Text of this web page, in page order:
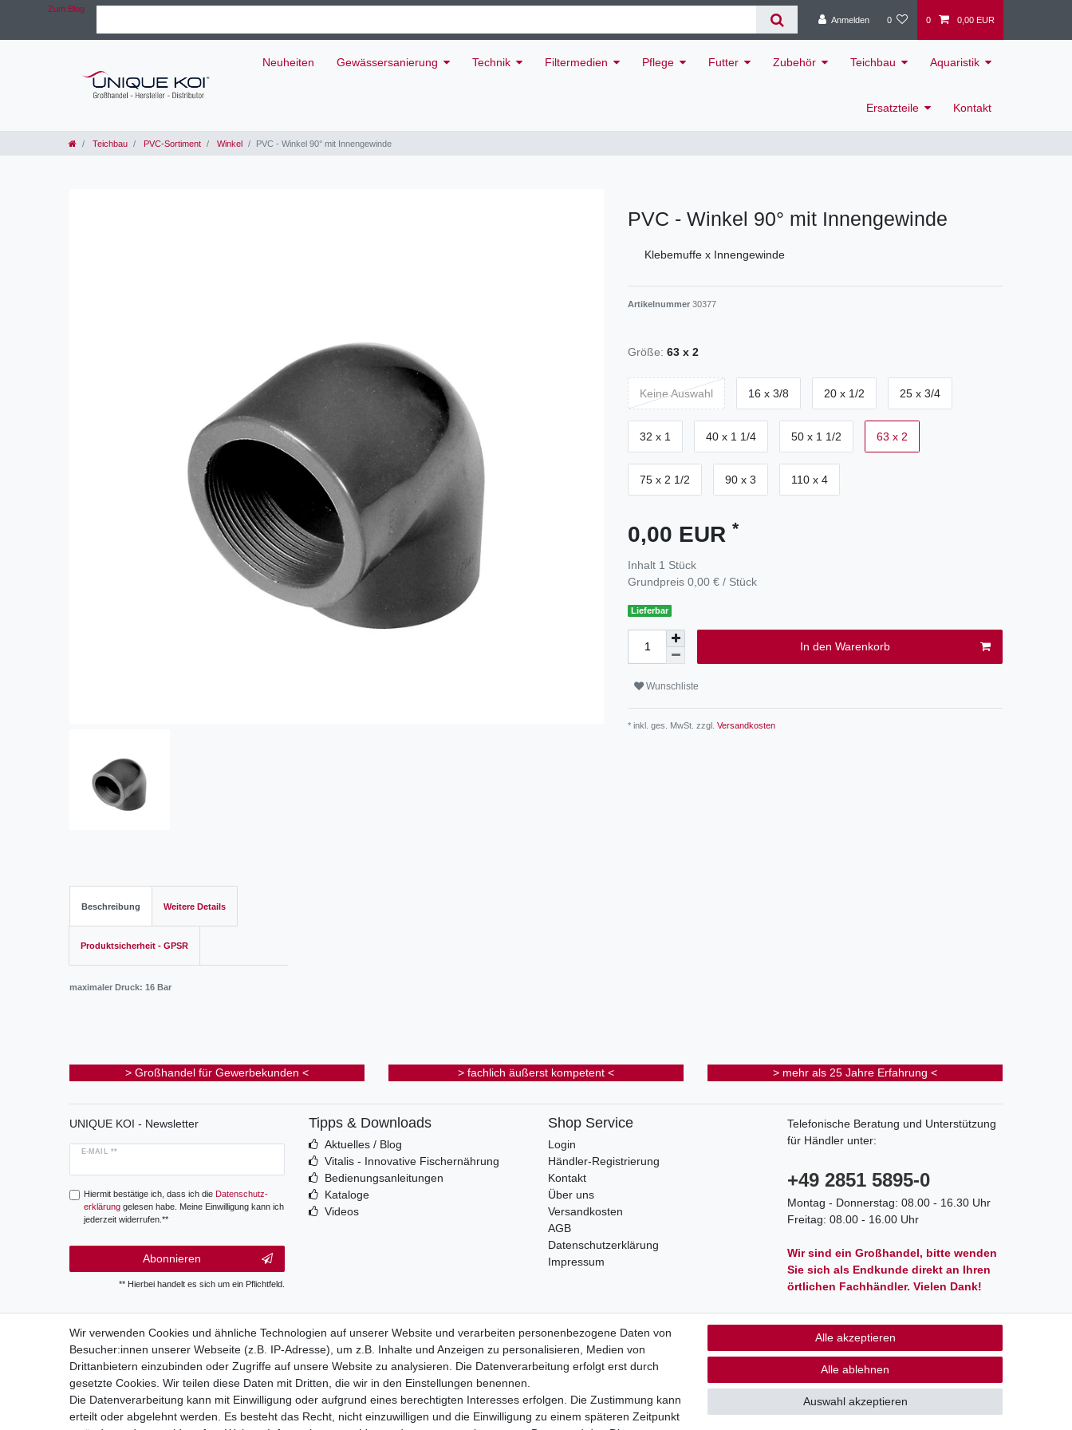
Zum Blog
Anmelden
0 0 0,00 EUR
Neuheiten Gewässersanierung Technik Filtermedien Pflege Futter Zubehör Teichbau Aquaristik
Ersatzteile Kontakt
Teichbau PVC-Sortiment Winkel PVC - Winkel 90° mit Innengewinde
PVC - Winkel 90° mit Innengewinde
Klebemuffe x Innengewinde
Artikelnummer 30377
Größe: 63 x 2
Keine Auswahl 16 x 3/8 20 x 1/2 25 x 3/4
32 x 1 40 x 1 1/4 50 x 1 1/2 63 x 2
75 x 2 1/2 90 x 3 110 x 4
0,00 EUR *
Inhalt 1 Stück
Grundpreis 0,00 € / Stück
Lieferbar
In den Warenkorb
Wunschliste
* inkl. ges. MwSt. zzgl. Versandkosten
Beschreibung Weitere Details
Produktsicherheit - GPSR
maximaler Druck: 16 Bar
> Großhandel für Gewerbekunden < > fachlich äußerst kompetent < > mehr als 25 Jahre Erfahrung <
UNIQUE KOI - Newsletter
E-MAIL **
Hiermit bestätige ich, dass ich die Daten­schutz­
erklärunggelesen habe. Meine Einwilligung kann ich
jederzeit widerrufen.**
Abonnieren
** Hierbei handelt es sich um ein Pflichtfeld.
Tipps & Downloads
Aktuelles / Blog
Vitalis - Innovative Fischernährung
Bedienungsanleitungen
Kataloge
Videos
Shop Service
Login
Händler-Registrierung
Kontakt
Über uns
Versandkosten
AGB
Datenschutzerklärung
Impressum
Telefonische Beratung und Unterstützung
für Händler unter:
+49 2851 5895-0
Montag - Donnerstag: 08.00 - 16.30 Uhr
Freitag: 08.00 - 16.00 Uhr
Wir sind ein Großhandel, bitte wenden
Sie sich als Endkunde direkt an Ihren
örtlichen Fachhändler. Vielen Dank!
Widerrufs­recht Impressum Daten­schutz­erklärung Kontakt
Wir verwenden Cookies und ähnliche Technologien auf unserer Website und verarbeiten personenbezogene Daten von
Besucher:innen unserer Webseite (z.B. IP-Adresse), um z.B. Inhalte und Anzeigen zu personalisieren, Medien von
Drittanbietern einzubinden oder Zugriffe auf unsere Website zu analysieren. Die Datenverarbeitung erfolgt erst durch
gesetzte Cookies. Wir teilen diese Daten mit Dritten, die wir in den Einstellungen benennen.
Die Datenverarbeitung kann mit Einwilligung oder aufgrund eines berechtigten Interesses erfolgen. Die Zustimmung kann
erteilt oder abgelehnt werden. Es besteht das Recht, nicht einzuwilligen und die Einwilligung zu einem späteren Zeitpunkt
Alle akzeptieren
Alle ablehnen
Auswahl akzeptieren